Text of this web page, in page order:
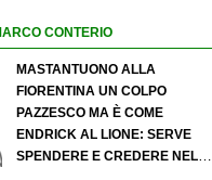
CONTERIO
MASTANTUONO ALLA
FIORENTINA UN COLPO
PAZZESCO MA È COME
ENDRICK AL LIONE: SERVE
SPENDERE E CREDERE NELLO